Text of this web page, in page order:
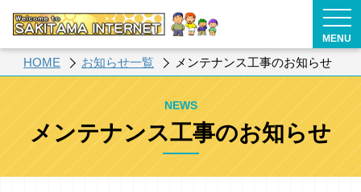
MENU
HOME お知らせ一覧 メンテナンス工事のお知らせ
NEWS
メンテナンス工事のお知らせ